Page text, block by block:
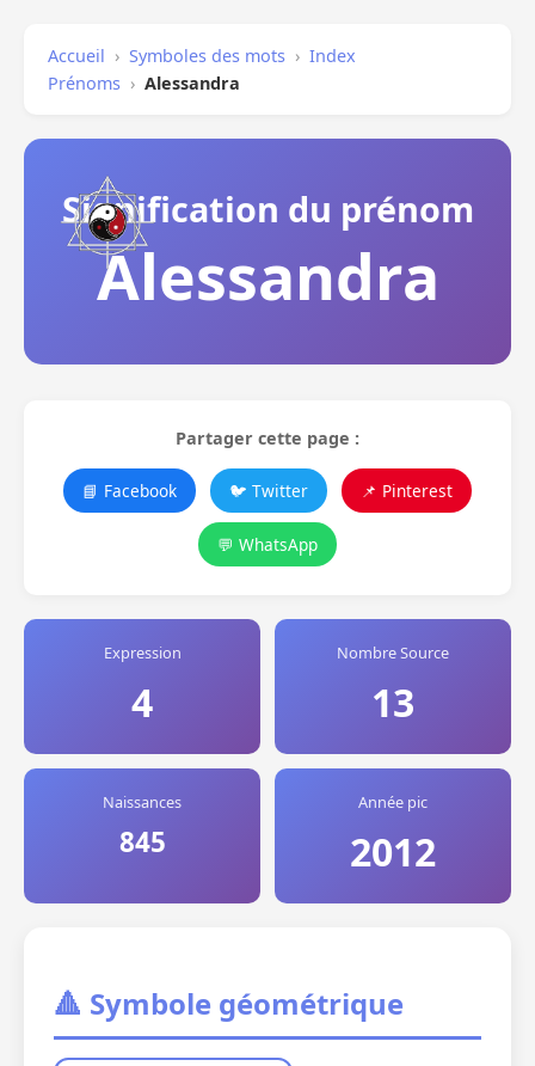
Accueil › Symboles des mots › Index
Prénoms › Alessandra
Signification du prénom
Alessandra
Partager cette page :
📘 Facebook 🐦 Twitter 📌 Pinterest
💬 WhatsApp
Expression
4
Nombre Source
13
Naissances
845
Année pic
2012
🔺 Symbole géométrique